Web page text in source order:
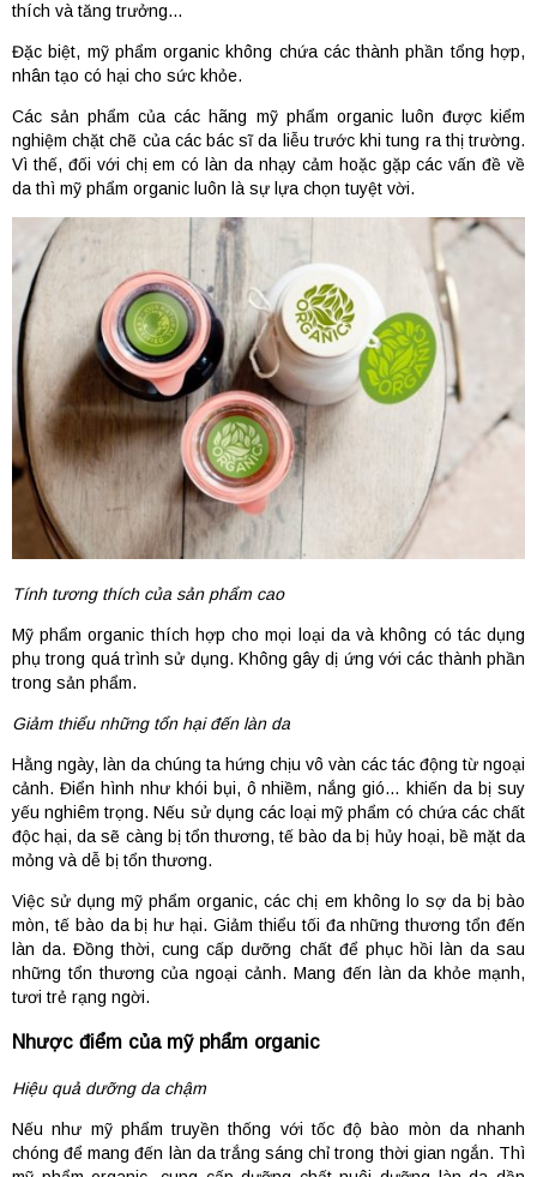
thích và tăng trưởng…
Đặc biệt, mỹ phẩm organic không chứa các thành phần tổng hợp,
nhân tạo có hại cho sức khỏe.
Các sản phẩm của các hãng mỹ phẩm organic luôn được kiểm
nghiệm chặt chẽ của các bác sĩ da liễu trước khi tung ra thị trường.
Vì thế, đối với chị em có làn da nhạy cảm hoặc gặp các vấn đề về
da thì mỹ phẩm organic luôn là sự lựa chọn tuyệt vời.
Tính tương thích của sản phẩm cao
Mỹ phẩm organic thích hợp cho mọi loại da và không có tác dụng
phụ trong quá trình sử dụng. Không gây dị ứng với các thành phần
trong sản phẩm.
Giảm thiểu những tổn hại đến làn da
Hằng ngày, làn da chúng ta hứng chịu vô vàn các tác động từ ngoại
cảnh. Điển hình như khói bụi, ô nhiềm, nắng gió… khiến da bị suy
yếu nghiêm trọng. Nếu sử dụng các loại mỹ phẩm có chứa các chất
độc hại, da sẽ càng bị tổn thương, tế bào da bị hủy hoại, bề mặt da
mỏng và dễ bị tổn thương.
Việc sử dụng mỹ phẩm organic, các chị em không lo sợ da bị bào
mòn, tế bào da bị hư hại. Giảm thiểu tối đa những thương tổn đến
làn da. Đồng thời, cung cấp dưỡng chất để phục hồi làn da sau
những tổn thương của ngoại cảnh. Mang đến làn da khỏe mạnh,
tươi trẻ rạng ngời.
Nhược điểm của mỹ phẩm organic
Hiệu quả dưỡng da chậm
Nếu như mỹ phẩm truyền thống với tốc độ bào mòn da nhanh
chóng để mang đến làn da trắng sáng chỉ trong thời gian ngắn. Thì